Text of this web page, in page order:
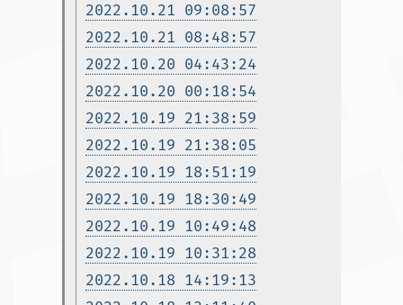
2022.10.21 09:08:57
2022.10.21 08:48:57
2022.10.20 04:43:24
2022.10.20 00:18:54
2022.10.19 21:38:59
2022.10.19 21:38:05
2022.10.19 18:51:19
2022.10.19 18:30:49
2022.10.19 10:49:48
2022.10.19 10:31:28
2022.10.18 14:19:13